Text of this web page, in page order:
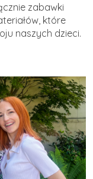
zabawki
które
naszych dzieci.